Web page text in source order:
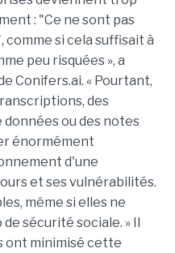
: "Ce ne sont pas
si cela suffisait à
peu risquées », a
Conifers.ai. « Pourtant,
des
données ou des notes
énormément
d'une
et ses vulnérabilités.
même si elles ne
sécurité sociale. » Il
ont minimisé cette